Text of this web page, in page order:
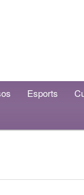
Esports